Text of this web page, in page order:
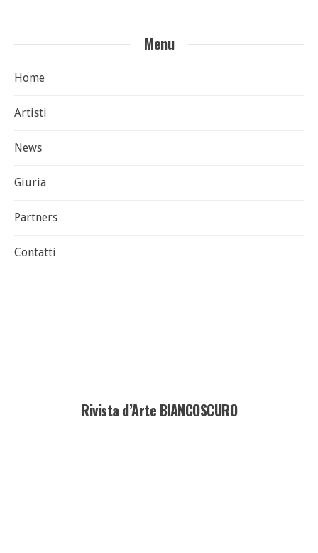
Menu
Home
Artisti
News
Giuria
Partners
Contatti
Rivista d’Arte BIANCOSCURO